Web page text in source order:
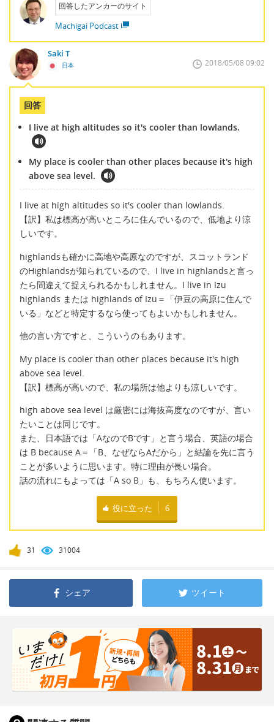
回答したアンカーのサイト
Machigai Podcast
Saki T
日本 2018/05/08 09:02
回答
I live at high altitudes so it's cooler than lowlands.
My place is cooler than other places because it's high
above sea level.
I live at high altitudes so it's cooler than lowlands.
【訳】私は標高が高いところに住んでいるので、低地より涼
しいです。
highlandsも確かに高地や高原なのですが、スコットランド
のHighlandsが知られているので、I live in highlandsと言っ
たら間違えて捉えられるかもしれません。I live in Izu
highlands または highlands of Izu＝「伊豆の高原に住んで
いる」などと特定するなら使ってもよいかもしれません。
他の言い方ですと、こういうのもあります。
My place is cooler than other places because it's high
above sea level.
【訳】標高が高いので、私の場所は他よりも涼しいです。
high above sea level は厳密には海抜高度なのですが、言い
たいことは同じです。
また、日本語では「AなのでBです」と言う場合、英語の場合
は B because A＝「B、なぜならAだから」と結論を先に言う
ことが多いように思います。特に理由が長い場合。
話の流れにもよっては「A so B」も、もちろん使います。
役に立った 6
31 31004
シェア ツイート